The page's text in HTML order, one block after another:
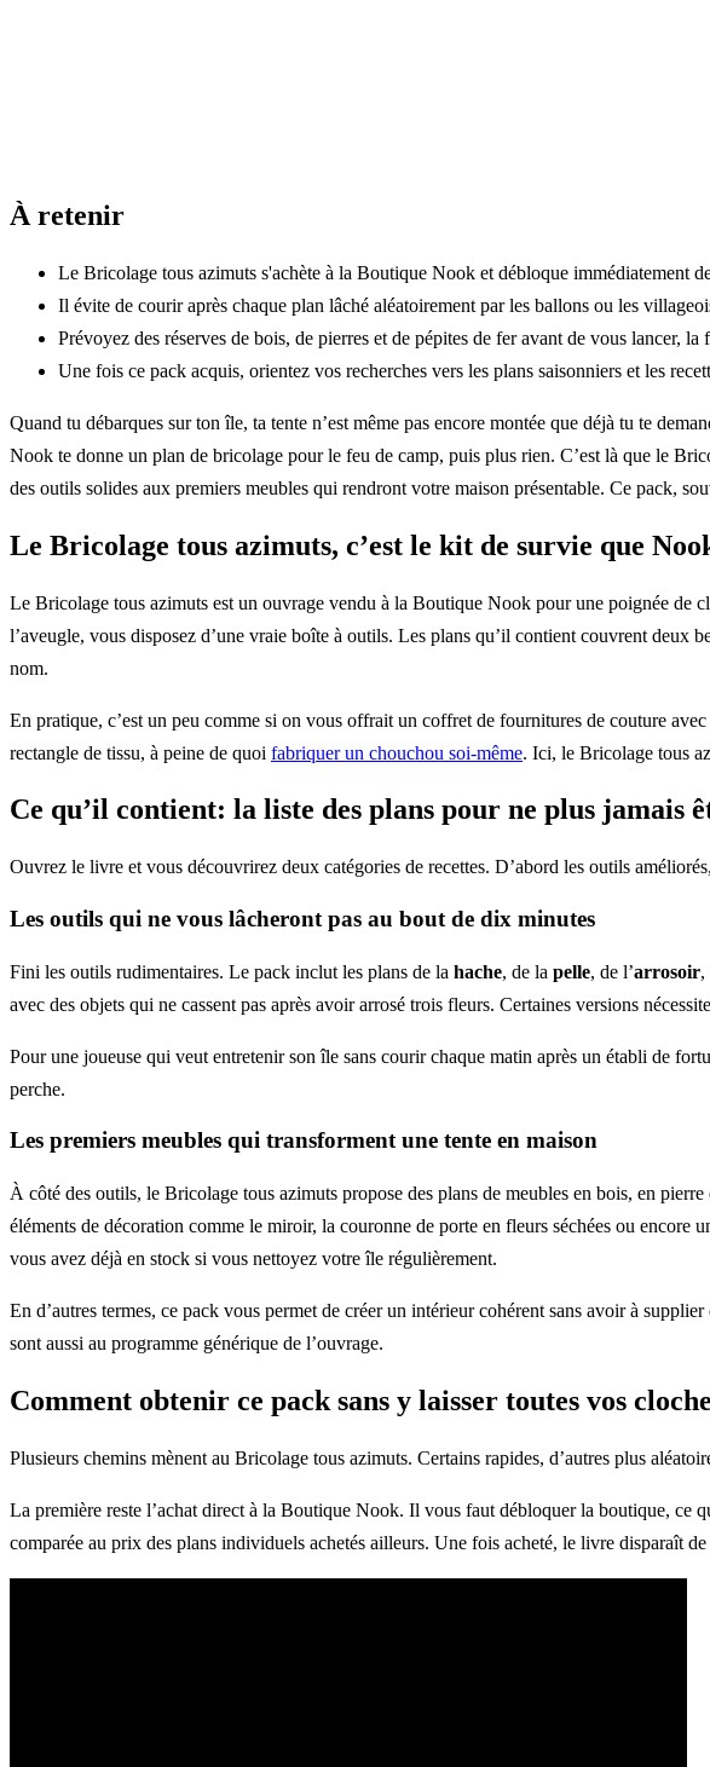
À retenir
Le Bricolage tous azimuts s'achète à la Boutique Nook et débloque immédiatement
Il évite de courir après chaque plan lâché aléatoirement par les ballons ou les
Prévoyez des réserves de bois, de pierres et de pépites de fer avant de vous lancer,
Une fois ce pack acquis, orientez vos recherches vers les plans saisonniers et les
Quand tu débarques sur ton île, ta tente n’est même pas encore montée que déjà tu te
Nook te donne un plan de bricolage pour le feu de camp, puis plus rien. C’est là que le
des outils solides aux premiers meubles qui rendront votre maison présentable. Ce pack,
Le Bricolage tous azimuts, c’est le kit de survie que
Le Bricolage tous azimuts est un ouvrage vendu à la Boutique Nook pour une poignée de
l’aveugle, vous disposez d’une vraie boîte à outils. Les plans qu’il contient couvrent deux
nom.
En pratique, c’est un peu comme si on vous offrait un coffret de fournitures de couture
rectangle de tissu, à peine de quoi fabriquer un chouchou soi-même. Ici, le Bricolage tous
Ce qu’il contient: la liste des plans pour ne plus jamais
Ouvrez le livre et vous découvrirez deux catégories de recettes. D’abord les outils
Les outils qui ne vous lâcheront pas au bout de dix minutes
Fini les outils rudimentaires. Le pack inclut les plans de la hache, de la pelle, de l’arrosoir,
avec des objets qui ne cassent pas après avoir arrosé trois fleurs. Certaines versions
Pour une joueuse qui veut entretenir son île sans courir chaque matin après un établi de
perche.
Les premiers meubles qui transforment une tente en maison
À côté des outils, le Bricolage tous azimuts propose des plans de meubles en bois, en
éléments de décoration comme le miroir, la couronne de porte en fleurs séchées ou
vous avez déjà en stock si vous nettoyez votre île régulièrement.
En d’autres termes, ce pack vous permet de créer un intérieur cohérent sans avoir à
sont aussi au programme générique de l’ouvrage.
Comment obtenir ce pack sans y laisser toutes vos
Plusieurs chemins mènent au Bricolage tous azimuts. Certains rapides, d’autres plus
La première reste l’achat direct à la Boutique Nook. Il vous faut débloquer la boutique, ce
comparée au prix des plans individuels achetés ailleurs. Une fois acheté, le livre disparaît